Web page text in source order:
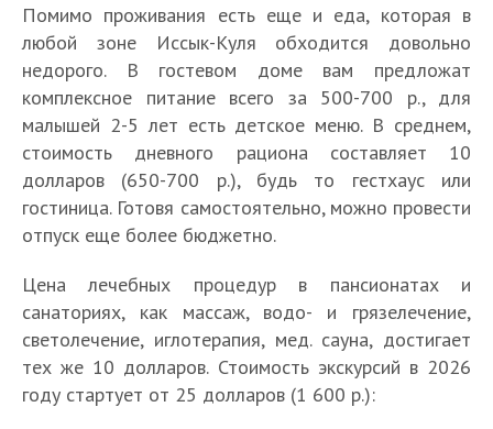
Помимо проживания есть еще и еда, которая в
любой зоне Иссык-Куля обходится довольно
недорого. В гостевом доме вам предложат
комплексное питание всего за 500-700 р., для
малышей 2-5 лет есть детское меню. В среднем,
стоимость дневного рациона составляет 10
долларов (650-700 р.), будь то гестхаус или
гостиница. Готовя самостоятельно, можно провести
отпуск еще более бюджетно.
Цена лечебных процедур в пансионатах и
санаториях, как массаж, водо- и грязелечение,
светолечение, иглотерапия, мед. сауна, достигает
тех же 10 долларов. Стоимость экскурсий в 2026
году стартует от 25 долларов (1 600 р.):